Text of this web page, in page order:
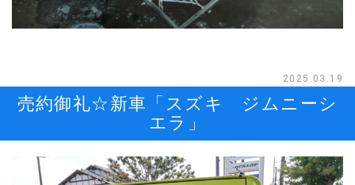
2025.03.19
売約御礼☆新車「スズキ ジムニーシ
エラ」